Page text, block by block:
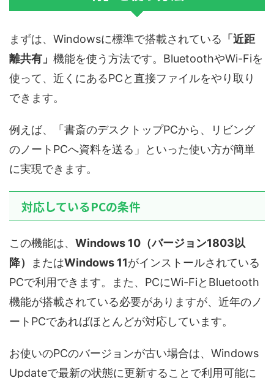
まずは、Windowsに標準で搭載されている 「近距
離共有」 機能を使う方法です。BluetoothやWi-Fiを
使って、近くにあるPCと直接ファイルをやり取り
できます。
例えば、「書斎のデスクトップPCから、リビング
のノートPCへ資料を送る」といった使い方が簡単
に実現できます。
対応しているPCの条件
この機能は、 Windows 10（バージョン1803以
降）
またはWindows 11がインストールされている
PCで利用できます。また、PCにWi-FiとBluetooth
機能が搭載されている必要がありますが、近年のノ
ートPCであればほとんどが対応しています。
お使いのPCのバージョンが古い場合は、Windows
Updateで最新の状態に更新することで利用可能に